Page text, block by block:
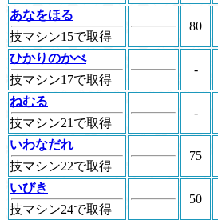
あなをほる
技マシン15で取得
80
ひかりのかべ
技マシン17で取得
-
ねむる
技マシン21で取得
-
いわなだれ
技マシン22で取得
75
いびき
技マシン24で取得
50